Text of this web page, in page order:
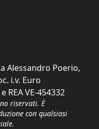
Alessandro Poerio,
i.v. Euro
REA VE-454332
riservati. È
con qualsiasi